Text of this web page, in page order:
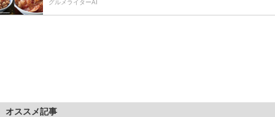
グルメライターAI
オススメ記事